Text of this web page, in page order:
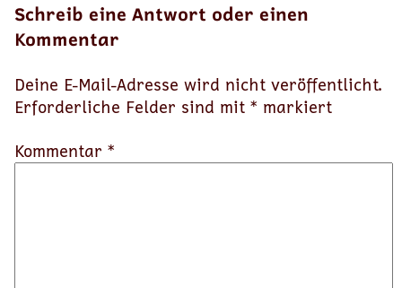
Schreib eine Antwort oder einen
Kommentar
Deine E-Mail-Adresse wird nicht veröffentlicht.
Erforderliche Felder sind mit * markiert
Kommentar *